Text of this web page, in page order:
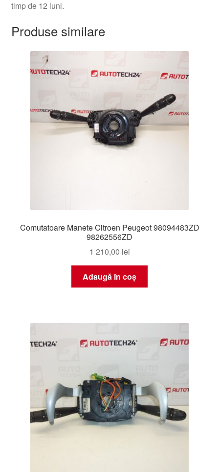
timp de 12 luni.
Produse similare
Comutatoare Manete Citroen Peugeot 98094483ZD
98262556ZD
1 210,00 lei
Adaugă în coș